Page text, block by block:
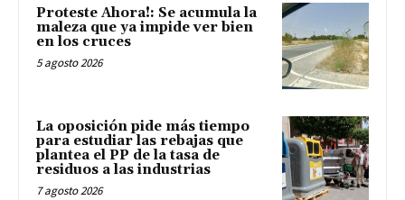
Proteste Ahora!: Se acumula la
maleza que ya impide ver bien
en los cruces
5 agosto 2026
La oposición pide más tiempo
para estudiar las rebajas que
plantea el PP de la tasa de
residuos a las industrias
7 agosto 2026